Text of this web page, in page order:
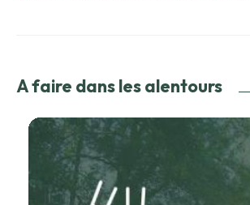
A faire dans les alentours